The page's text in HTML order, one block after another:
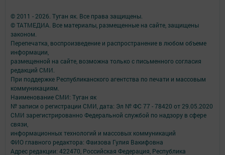
© 2011 - 2026. Туган як. Все права защищены.
© ТАТМЕДИА. Все материалы, размещенные на сайте, защищены
законом.
Перепечатка, воспроизведение и распространение в любом объеме
информации,
размещенной на сайте, возможна только с письменного согласия
редакций СМИ.
При поддержке Республиканского агентства по печати и массовым
коммуникациям.
Наименование СМИ: Туган як
№ записи о регистрации СМИ, дата: Эл № ФС 77 - 78420 от 29.05.2020
СМИ зарегистрированно Федеральной службой по надзору в сфере
связи,
информационных технологий и массовых коммуникаций
ФИО главного редактора: Фаизова Гулия Вакифовна
Адрес редакции: 422470, Российская Федерация, Республика